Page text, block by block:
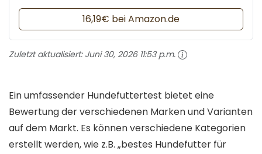
16,19€ bei Amazon.de
Zuletzt aktualisiert: Juni 30, 2026 11:53 p.m.
Ein umfassender Hundefuttertest bietet eine
Bewertung der verschiedenen Marken und Varianten
auf dem Markt. Es können verschiedene Kategorien
erstellt werden, wie z.B. „bestes Hundefutter für